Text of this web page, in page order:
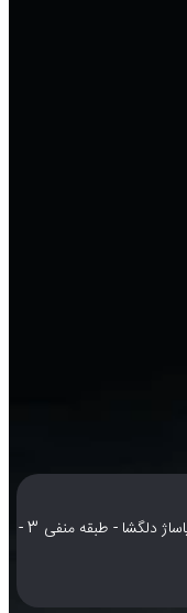
نشانی : بازار تهران - خیابان پانزده خرداد - پاساژ دلگشا - طبقه منفی 3 -